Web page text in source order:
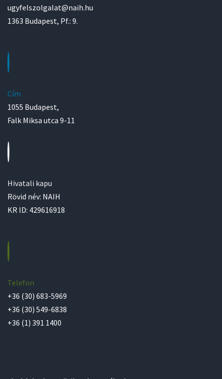
ugyfelszolgalat@naih.hu
1363 Budapest, Pf.: 9.
Cím
1055 Budapest,
Falk Miksa utca 9-11
Hivatali kapu
Rövid név: NAIH
KR ID: 429616918
Telefon
+36 (30) 683-5969
+36 (30) 549-6838
+36 (1) 391 1400